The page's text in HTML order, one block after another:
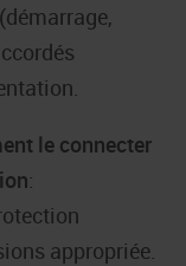
le connecter
:
appropriée.